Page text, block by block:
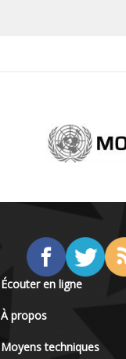
Écouter en ligne
À propos
Moyens techniques